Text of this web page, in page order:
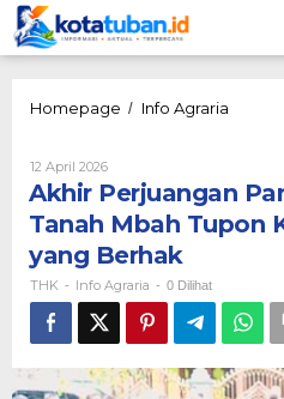
Lewati
ke
konten
Homepage / Info Agraria
Tanah
Tupon
Tangan
yang
Berhak
12 April 2026Oleh
THK
Akhir Perjuangan
Tanah Mbah Tupon
yang Berhak
THK - Info Agraria - 0 Dilihat